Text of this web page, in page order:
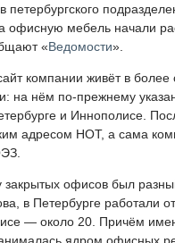
петербургского
офисную мебель начали
«Ведомости».
компании живёт в более
на нём по-прежнему
и Иннополисе.
адресом НОТ, а сама
закрытых офисов был
в Петербурге работали
— около 20. Причём
ядром офисных